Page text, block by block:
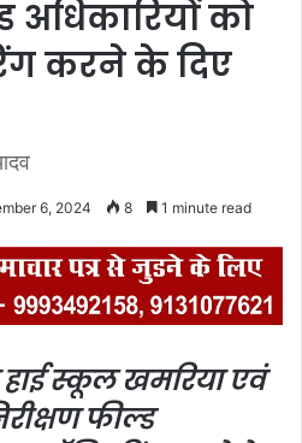
अधिकारियों को
करने के दिए
6, 2024 8 1 minute read
स्कूल खमरिया एवं
फील्ड